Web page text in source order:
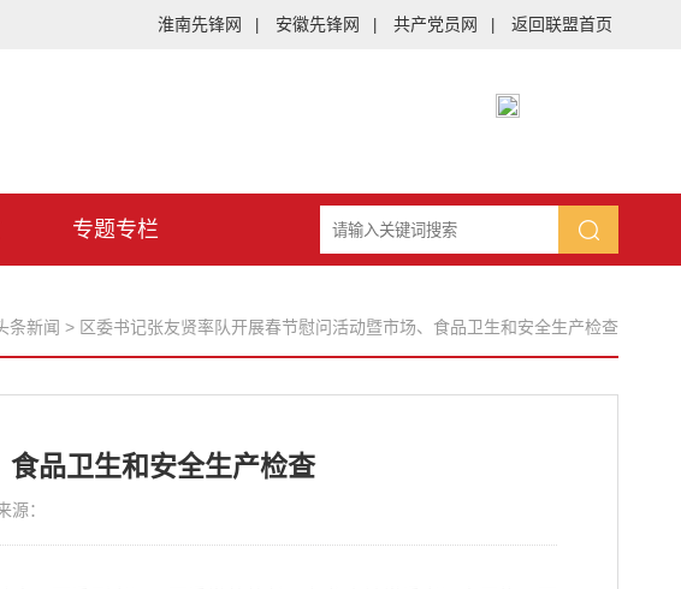
淮南先锋网 安徽先锋网 共产党员网 返回联盟首页
专题专栏
条新闻 > 区委书记张友贤率队开展春节慰问活动暨市场、食品卫生和安全生产检查
品卫生和安全生产检查
：